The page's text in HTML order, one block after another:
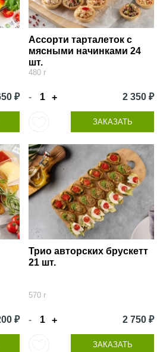
₽
Ассорти тарталеток с
мясными начинками 24
шт.
480 г
- + 2 350 ₽
ЗАКАЗАТЬ
₽
Трио авторских брускетт
21 шт.
570 г
- + 2 750 ₽
ЗАКАЗАТЬ